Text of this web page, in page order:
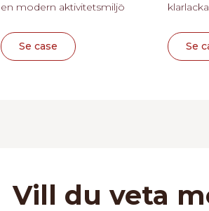
en modern aktivitetsmiljö
Se case Se
Vill du veta